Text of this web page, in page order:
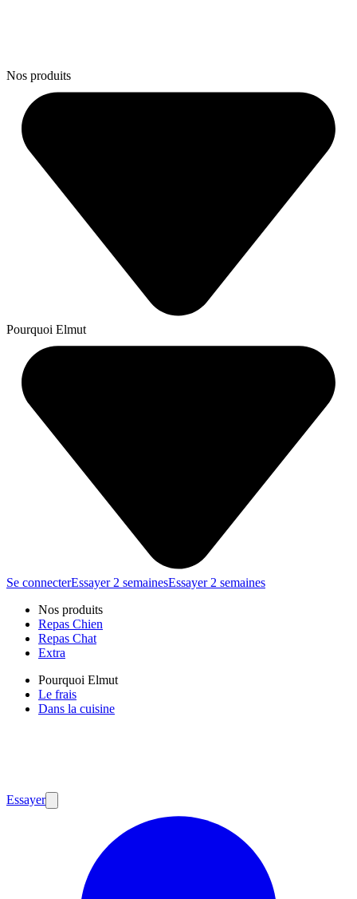
Nos produits
Pourquoi Elmut
Se connecterEssayer 2 semainesEssayer 2 semaines
Nos produits
Repas Chien
Repas Chat
Extra
Pourquoi Elmut
Le frais
Dans la cuisine
Essayer